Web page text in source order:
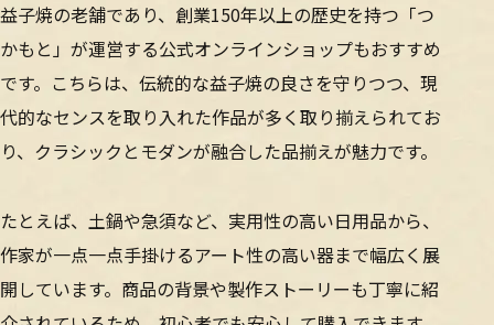
益子焼の老舗であり、創業150年以上の歴史を持つ「つ
かもと」が運営する公式オンラインショップもおすすめ
です。こちらは、伝統的な益子焼の良さを守りつつ、現
代的なセンスを取り入れた作品が多く取り揃えられてお
り、クラシックとモダンが融合した品揃えが魅力です。
たとえば、土鍋や急須など、実用性の高い日用品から、
作家が一点一点手掛けるアート性の高い器まで幅広く展
開しています。商品の背景や製作ストーリーも丁寧に紹